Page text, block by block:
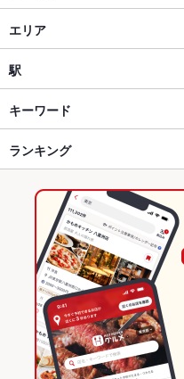
九州黒太鼓 池袋
ダイニングバー・バル
洋・和洋・各国料理・その他
池袋 × ダイニングバー・バル
池袋 × 洋・和洋・各国料理・そ
池袋駅 × ダイニングバー・バル
池袋駅 × 洋・和洋・各国料理・
エリア
池袋東口
池袋東口 × ダイニングバー・バ
池袋東口 × 洋・和洋・各国料理
東京 × ダイニングバー・バル
東京 × 洋・和洋・各国料理・
駅
池袋駅
東池袋四丁目駅
キーワード
エビ料理
アヒージョ 生ハム
ランキング
東京のグルメランキング
東京のダイニングバー・バルラ
池袋のグルメランキング
池袋のダイニングバー・バル
池袋東口のグルメランキング